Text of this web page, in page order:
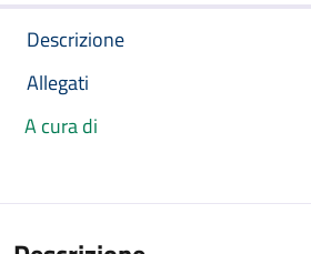
Descrizione
Allegati
A cura di